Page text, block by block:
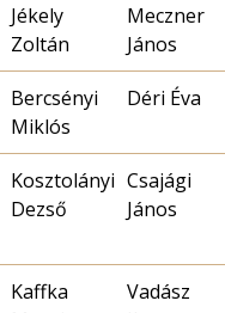
Jékely
Zoltán
Meczner
János
Bercsényi
Miklós
Déri Éva
Kosztolányi
Dezső
Csajági
János
Kaffka
Vadász